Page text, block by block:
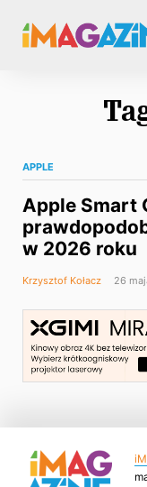
APPLE
Apple Smart
w 2026 roku
Krzysztof Kołacz 26